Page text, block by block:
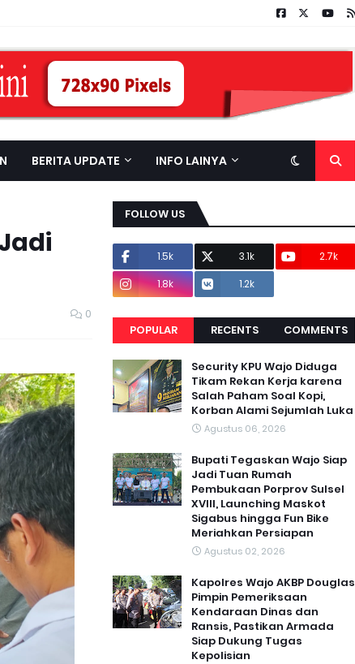
BERITA UPDATE INFO LAINYA
0
FOLLOW US
1.5k 3.1k
2.7k
1.8k
1.2k
POPULAR RECENTS COMMENTS
Security KPU Wajo Diduga
Tikam Rekan Kerja karena
Salah Paham Soal Kopi,
Korban Alami Sejumlah Luka
Agustus 06, 2026
Bupati Tegaskan Wajo Siap
Jadi Tuan Rumah
Pembukaan Porprov Sulsel
XVIII, Launching Maskot
Sigabus hingga Fun Bike
Meriahkan Persiapan
Agustus 02, 2026
Kapolres Wajo AKBP Douglas
Pimpin Pemeriksaan
Kendaraan Dinas dan
Ransis, Pastikan Armada
Siap Dukung Tugas
Kepolisian